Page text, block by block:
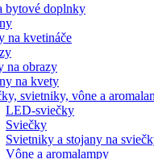
bytové doplnky
na kvetináče
na obrazy
na kvety
svietniky, vône a
LED-sviečky
Sviečky
Svietniky a stojany na
Vône a aromalampy